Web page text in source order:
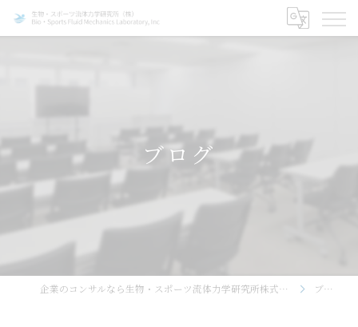
ブログ
企業のコンサルなら生物・スポーツ流体力学研究所株式会社 ブログ